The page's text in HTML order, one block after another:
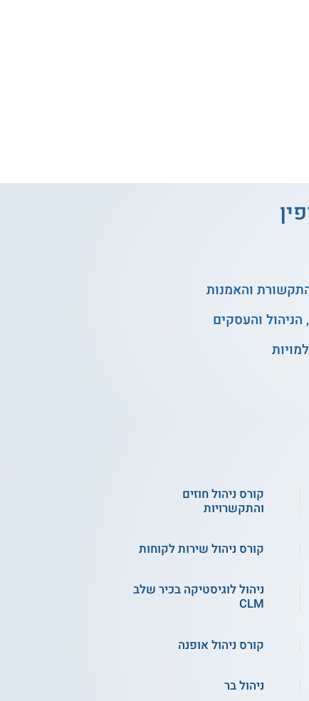
והאמנות
והעסקים
קורס ניהול חוזים
והתקשרויות
קורס ניהול שירות לקוחות
ניהול לוגיסטיקה בכיר שלב
CLM
קורס ניהול אופנה
ניהול בר